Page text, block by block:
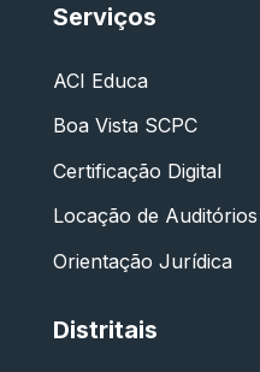
Serviços
ACI Educa
Boa Vista SCPC
Certificação Digital
Locação de Auditórios
Orientação Jurídica
Distritais